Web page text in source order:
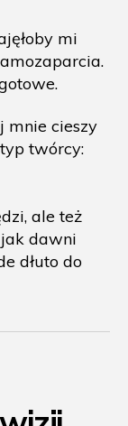
mi
mnie cieszy
twórcy:
ale też
dawni
dłuto do